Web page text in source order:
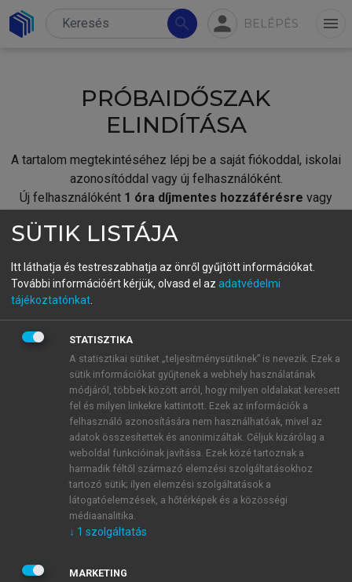
search person BELÉPÉS menu
PRÓBAIDŐSZAK
ELINDÍTÁSA
A tartalom megtekintéséhez lépj be a saját fiókoddal, iskolai
azonosítóddal vagy új felhasználóként.
Új felhasználóként 1 óra díjmentes hozzáférésre vagy
fiókoddal,vagy hozz létre új fiókot.
A regisztráció után apróbaidőszakautomatikusan
BELÉPÉS SAJÁT FIÓKKAL
ÚJ FIÓK LÉTREHOZÁSA
1 óra díjmentes hozzáférés
E-MAIL-CÍM
JELSZÓ
SÜTIK LISTÁJA
Itt láthatja és testreszabhatja az önről gyűjtött információkat.
További információért kérjük, olvasd el az adatvédelmi
tájékoztatónkat
STATISZTIKA
A statisztikai sütiket „teljesítménysütiknek” is nevezik. Ezek a
sütik információkat gyűjtenek a webhely használatának
módjáról, többek között arról, hogy milyen oldalakat keresett
fel és milyen linkekre kattintott. Ezek az információk a
felhasználó azonosítására nem használhatóak, mivel az
adatok összesítettek és anonimizáltak. Céljuk kizárólag a
weboldal funkcióinak javítása. Ezek közé tartoznak a
harmadik féltől származó elemzési szolgáltatásokhoz
tartozó sütik; ilyen elemzési szolgáltatások a
látogatóelemzések, a hőtérképek és a közösségi
médiaanalitika.
↓ 1 szolgáltatás
MARKETING